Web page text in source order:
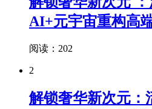
AI+元宇宙重构高
阅读：202
2
解锁奢华新次元